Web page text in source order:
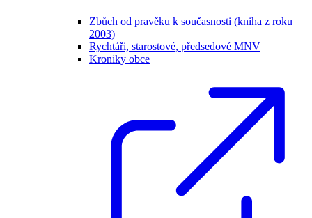
Zbůch od pravěku k současnosti (kniha z roku
2003)
Rychtáři, starostové, předsedové MNV
Kroniky obce